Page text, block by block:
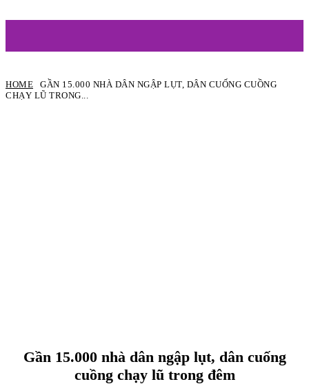
HOME
GẦN 15.000 NHÀ DÂN NGẬP LỤT, DÂN CUỐNG CUỒNG
CHẠY LŨ TRONG...
Gần 15.000 nhà dân ngập lụt, dân cuống
cuồng chạy lũ trong đêm